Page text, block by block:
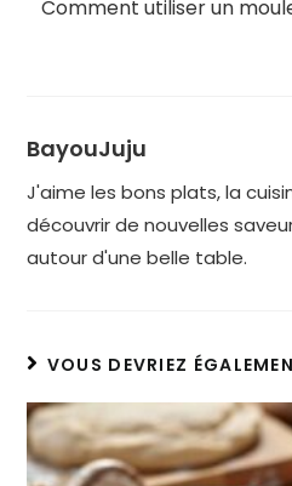
Comment utiliser un
BayouJuju
J'aime les bons plats, la
découvrir de nouvelles
autour d'une belle table.
VOUS DEVRIEZ